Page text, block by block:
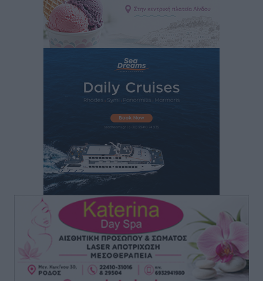
Τα φοιτητικά ενοίκια «τινάζουν στον αέρα» τους
οικογενειακούς προϋπολογισμούς
Ειδήσεις• πριν 9 ώρες
Δυνάμεις στη νήσο Ρω
34.000 αναχωρούν σήμερα μόνο από τον Πειραιά
Ειδήσεις• πριν 9 ώρες
Μόνιμες θέσεις στους παιδικούς σταθμούς: Οι
προϋποθέσεις, η 24μηνη εμπειρία και οι προθεσμίες
για τους δήμους
Τοπικές Ειδήσεις• πριν 9 ώρες
Δεύτερη πηγή εισοδήματος για τους επαγγελματίες